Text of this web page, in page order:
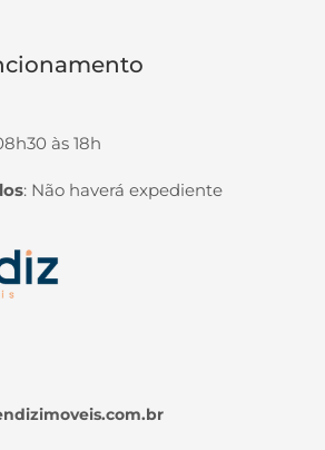
às 18h
: Não haverá expediente